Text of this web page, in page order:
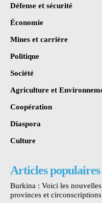
Défense et sécurité
Économie
Mines et carrière
Politique
Société
Agriculture et
Coopération
Diaspora
Culture
Articles populaires
Burkina : Voici les
provinces et